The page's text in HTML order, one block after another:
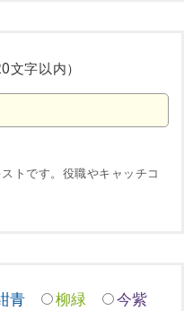
字以内）
トです。役職やキャッチコ
青 柳緑 今紫